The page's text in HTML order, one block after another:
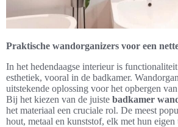
Praktische wandorganizers voor een
In het hedendaagse interieur is
esthetiek, vooral in de badkamer.
uitstekende oplossing voor het opbergen
Bij het kiezen van de juiste badkamer
het materiaal een cruciale rol. De meest
hout, metaal en kunststof, elk met hun